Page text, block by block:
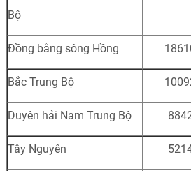
Bộ
Đồng bằng sông Hồng
Bắc Trung Bộ
Duyên hải Nam Trung Bộ
Tây Nguyên